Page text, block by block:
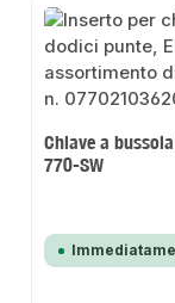
Chiave a
770-SW